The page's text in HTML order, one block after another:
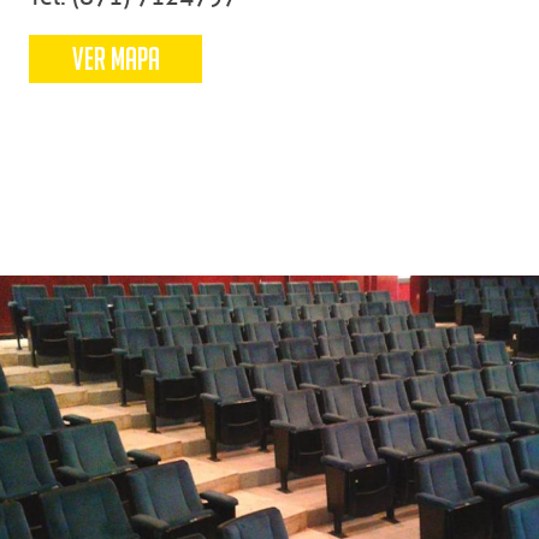
VER MAPA